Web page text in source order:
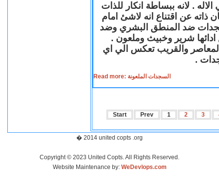
. لانه ببساطة انكار للذات
ذاته عن اقتناع انه لاشئ امام
ضد المنطق البشري وضد
ادائها شرير وخبيث وملعون .
المعاصر والقريب تعكس الي اي
.
Read more: السجدات الملعونة
Start Prev 1 2 3
� 2014 united copts .org
Copyright © 2023 United Copts. All Rights Reserved.
Website Maintenance by: WeDevlops.com